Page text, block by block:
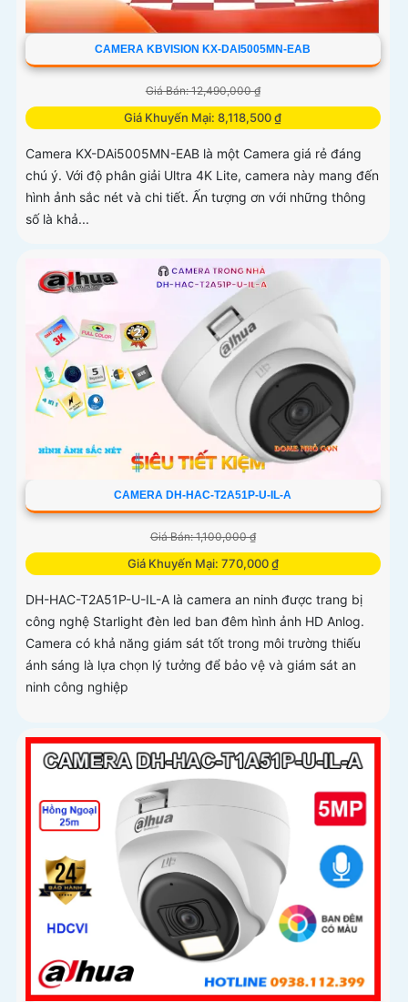
CAMERA KBVISION KX-DAI5005MN-EAB
Giá Bán: 12,490,000 ₫
Giá Khuyến Mại: 8,118,500 ₫
Camera KX-DAi5005MN-EAB là một Camera giá rẻ đáng
chú ý. Với độ phân giải Ultra 4K Lite, camera này mang đến
hình ảnh sắc nét và chi tiết. Ấn tượng ơn với những thông
số là khả...
CAMERA DH-HAC-T2A51P-U-IL-A
Giá Bán: 1,100,000 ₫
Giá Khuyến Mại: 770,000 ₫
DH-HAC-T2A51P-U-IL-A là camera an ninh được trang bị
công nghệ Starlight đèn led ban đêm hình ảnh HD Anlog.
Camera có khả năng giám sát tốt trong môi trường thiếu
ánh sáng là lựa chọn lý tưởng để bảo vệ và giám sát an
ninh công nghiệp